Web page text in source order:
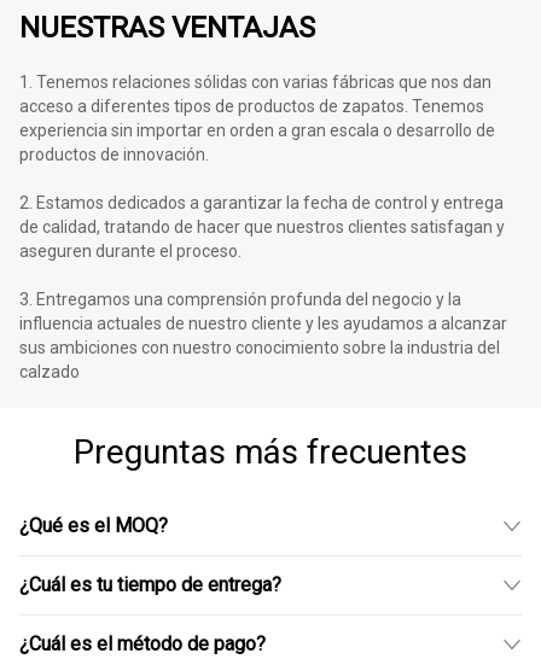
NUESTRAS VENTAJAS
1. Tenemos relaciones sólidas con varias fábricas que nos dan
acceso a diferentes tipos de productos de zapatos. Tenemos
experiencia sin importar en orden a gran escala o desarrollo de
productos de innovación.
2. Estamos dedicados a garantizar la fecha de control y entrega
de calidad, tratando de hacer que nuestros clientes satisfagan y
aseguren durante el proceso.
3. Entregamos una comprensión profunda del negocio y la
influencia actuales de nuestro cliente y les ayudamos a alcanzar
sus ambiciones con nuestro conocimiento sobre la industria del
calzado
Preguntas más frecuentes
¿Qué es el MOQ?
500 un estilo/color
¿Cuál es tu tiempo de entrega?
3-6 meses
¿Cuál es el método de pago?